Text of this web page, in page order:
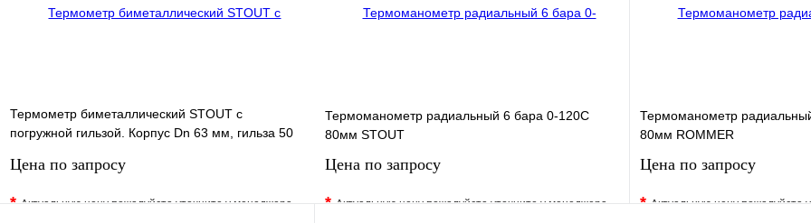
Термометр биметаллический STOUT с
погружной гильзой. Корпус Dn 63 мм, гильза 50
Цена по запросу
*Актуальную цену пожалуйста уточните у менеджера
Термоманометр радиальный 6 бара 0-120С
80мм STOUT
Цена по запросу
*Актуальную цену пожалуйста уточните у менеджера
Термоманометр
80мм ROMMER
Цена по запросу
*Актуальную цену пожалуйста